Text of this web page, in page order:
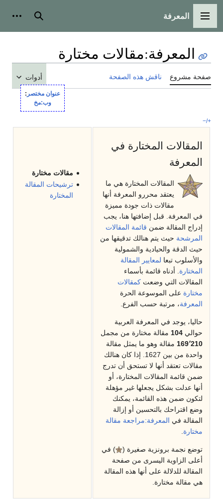
القائمة الرئيسية
المعرفة بحث
المعرفة:مقالات مختارة
صفحة مشروع ناقش هذه الصفحة أدوات
+/−
المقالات المختارة في
المعرفة
المقالات المختارة هي ما
يعتقد محررو المعرفة أنها
مقالات ذات جودة مميزة
في المعرفة. قبل إضافتها هنا، يجب
إدراج المقالة ضمن قائمة المقالات
المرشحة حيث يتم هنالك تدقيقها من
حيث الدقة والحيادية والشمولية
والأسلوب تبعا لمعايير المقالة
المختارة . أدناه قائمة بأسماء
المقالات التي وضعت كمقالات
مختارة على الموسوعة الحرة
المعرفة، مرتبة حسب الفرع.
حاليا، يوجد في المعرفة العربية
حوالي 104 مقالة مختارة من مجمل
169٬210 مقالة وهو ما يمثل مقالة
واحدة من بين 1627. إذا كان هنالك
مقالات تعتقد أنها لا تستحق أن تدرج
ضمن قائمة المقالات المختارة، أو
أنها عدلت بشكل يجعلها غير مؤهلة
لتكون ضمن هذه القائمة، يمكنك
وضع اقتراحك بالتحسين أو إزالة
المقالة في المعرفة:مراجعة مقالة
مختارة
توضع نجمة برونزية صغيرة (
) في
أعلى الزاوية اليسرى من صفحة
المقالة للدلالة على أنها هذه المقالة
هي مقالة مختارة.
عنوان مختصر :
وب:مخ
مقالات مختارة
ترشيحات المقالة
المختارة